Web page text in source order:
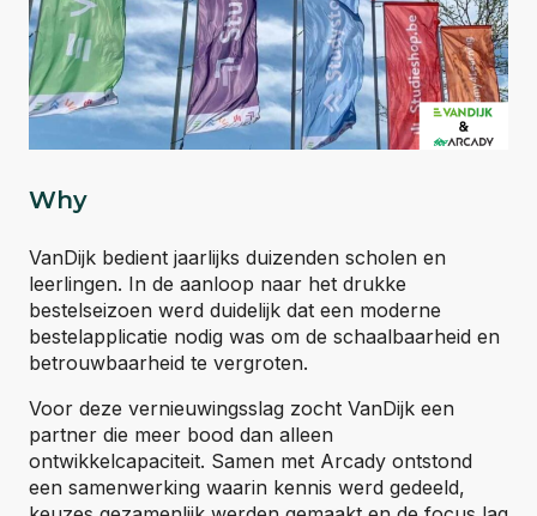
Why
VanDijk bedient jaarlijks duizenden scholen en
leerlingen. In de aanloop naar het drukke
bestelseizoen werd duidelijk dat een moderne
bestelapplicatie nodig was om de schaalbaarheid en
betrouwbaarheid te vergroten.
Voor deze vernieuwingsslag zocht VanDijk een
partner die meer bood dan alleen
ontwikkelcapaciteit. Samen met Arcady ontstond
een samenwerking waarin kennis werd gedeeld,